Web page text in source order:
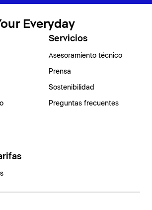
Everyday
Servicios
Asesoramiento técnico
Prensa
Sostenibilidad
Preguntas frecuentes